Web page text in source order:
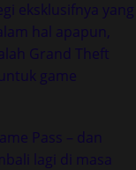
eksklusifnya yang
hal apapun,
Grand Theft
game
Pass – dan
lagi di masa